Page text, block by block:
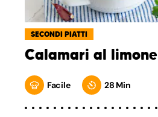
SECONDI PIATTI
Calamari al limone
Facile 28 Min